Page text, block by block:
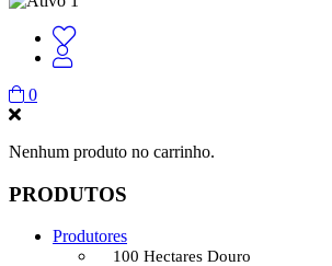
0
Nenhum produto no carrinho.
PRODUTOS
Produtores
100 Hectares Douro